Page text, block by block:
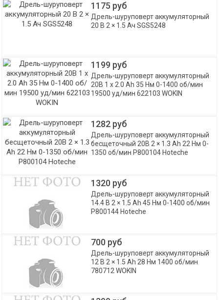
1175 руб
Дрель-шуруповерт аккумуляторный
20 В 2 × 1.5 Ач SGS5248
1199 руб
Дрель-шуруповерт аккумуляторный
20В 1 x 2.0 Ah 35 Нм 0-1400 об/мин
19500 уд/мин 622103 WOKIN
1282 руб
Дрель-шуруповерт аккумуляторный
бесщеточный 20В 2 × 1.3 Ah 22 Нм 0-
1350 об/мин P800104 Hoteche
1320 руб
Дрель-шуруповерт аккумуляторный
14.4 В 2 × 1.5 Ah 45 Нм 0-1400 об/мин
P800144 Hoteche
700 руб
Дрель-шуруповерт аккумуляторный
12 В 2 × 1.5 Ah 28 Нм 1400 об/мин
780712 WOKIN